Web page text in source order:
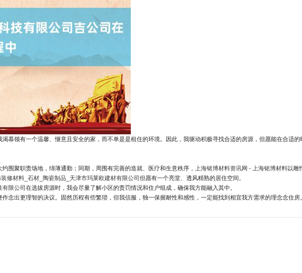
领有一个温馨、惬意且安全的家，而不单是是租住的环境。因此，我驱动积极寻找合适的房源，但愿能在合适的
围聚职责场地，绵薄通勤；同期，周围有完善的造就、医疗和生意秩序， 上海铭博材料资讯网 - 上海铭博材料以雕
修材料_石材_陶瓷制品_天津市玛莱欧建材有限公司 但愿有一个亮堂、透风精熟的居住空间。
限公司 在选拔房源时，我会尽量了解小区的责罚情况和住户组成，确保我方能融入其中。
念出更理智的决议。固然历程有些繁琐，但我信服，独一保握耐性和感性，一定能找到相宜我方需求的理念念住房